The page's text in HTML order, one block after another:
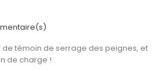
de témoin de serrage des peignes, et
de charge !